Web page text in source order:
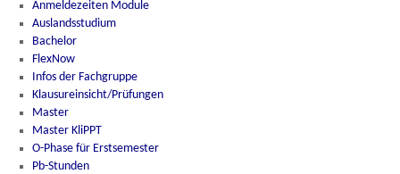
Anmeldezeiten Module
Auslandsstudium
Bachelor
FlexNow
Infos der Fachgruppe
Klausureinsicht/Prüfungen
Master
Master KliPPT
O-Phase für Erstsemester
Pb-Stunden